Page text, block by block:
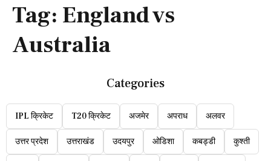
Tag: England vs
Australia
Categories
IPL क्रिकेट T20 क्रिकेट अजमेर अपराध अलवर
उत्तर प्रदेश उत्तराखंड उदयपुर ओडिशा कबड्डी कुश्ती